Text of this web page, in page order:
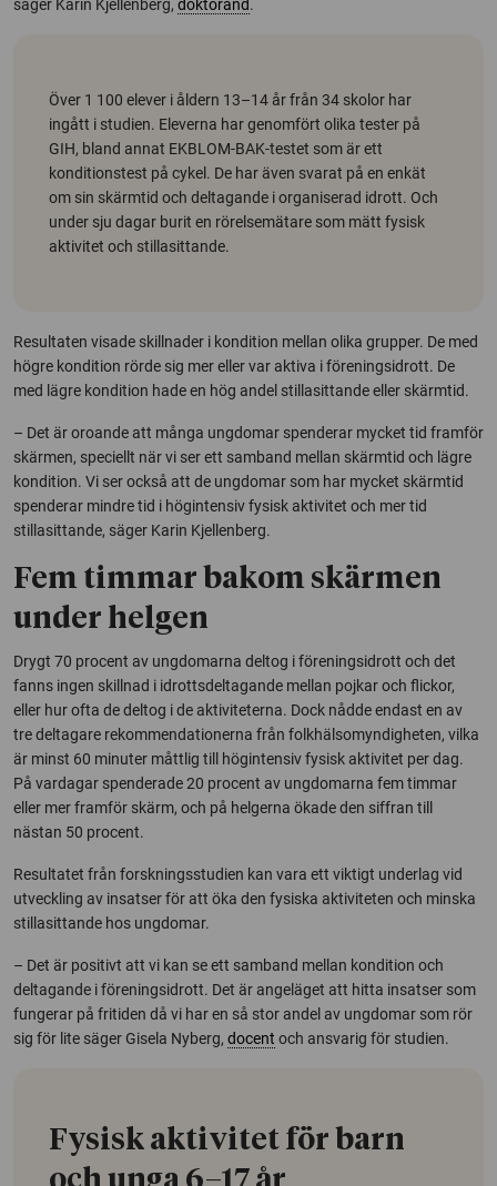
säger Karin Kjellenberg, doktorand.
Över 1 100 elever i åldern 13–14 år från 34 skolor har
ingått i studien. Eleverna har genomfört olika tester på
GIH, bland annat EKBLOM-BAK-testet som är ett
konditionstest på cykel. De har även svarat på en enkät
om sin skärmtid och deltagande i organiserad idrott. Och
under sju dagar burit en rörelsemätare som mätt fysisk
aktivitet och stillasittande.
Resultaten visade skillnader i kondition mellan olika grupper. De med
högre kondition rörde sig mer eller var aktiva i föreningsidrott. De
med lägre kondition hade en hög andel stillasittande eller skärmtid.
– Det är oroande att många ungdomar spenderar mycket tid framför
skärmen, speciellt när vi ser ett samband mellan skärmtid och lägre
kondition. Vi ser också att de ungdomar som har mycket skärmtid
spenderar mindre tid i högintensiv fysisk aktivitet och mer tid
stillasittande, säger Karin Kjellenberg.
Fem timmar bakom skärmen
under helgen
Drygt 70 procent av ungdomarna deltog i föreningsidrott och det
fanns ingen skillnad i idrottsdeltagande mellan pojkar och flickor,
eller hur ofta de deltog i de aktiviteterna. Dock nådde endast en av
tre deltagare rekommendationerna från folkhälsomyndigheten, vilka
är minst 60 minuter måttlig till högintensiv fysisk aktivitet per dag.
På vardagar spenderade 20 procent av ungdomarna fem timmar
eller mer framför skärm, och på helgerna ökade den siffran till
nästan 50 procent.
Resultatet från forskningsstudien kan vara ett viktigt underlag vid
utveckling av insatser för att öka den fysiska aktiviteten och minska
stillasittande hos ungdomar.
– Det är positivt att vi kan se ett samband mellan kondition och
deltagande i föreningsidrott. Det är angeläget att hitta insatser som
fungerar på fritiden då vi har en så stor andel av ungdomar som rör
sig för lite säger Gisela Nyberg, docent och ansvarig för studien.
Fysisk aktivitet för barn